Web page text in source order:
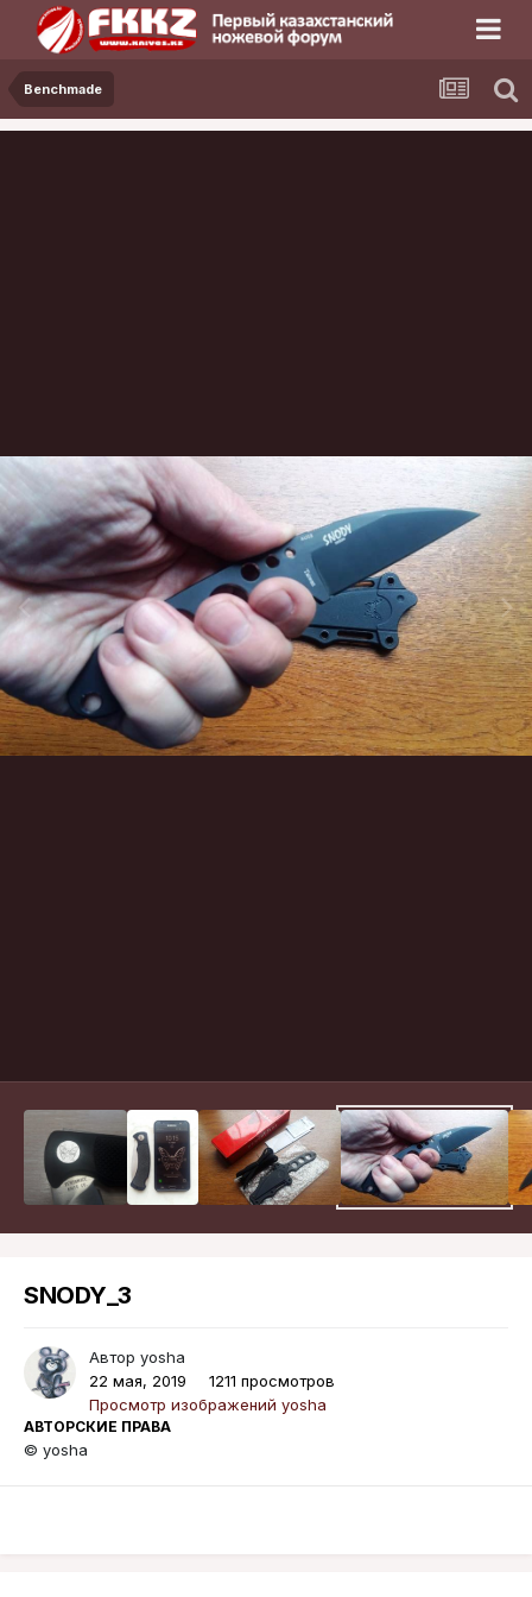
Benchmade
SNODY_3
Автор yosha
22 мая, 2019
1211 просмотров
Просмотр изображений yosha
АВТОРСКИЕ ПРАВА
© yosha